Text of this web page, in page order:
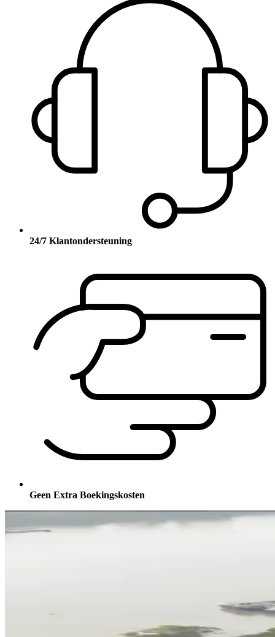
24/7 Klantondersteuning
Geen Extra Boekingskosten